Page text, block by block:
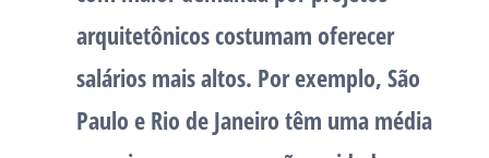
arquitetônicos costumam oferecer
salários mais altos. Por exemplo, São
Paulo e Rio de Janeiro têm uma média